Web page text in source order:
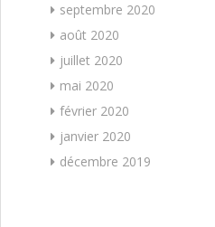
septembre 2020
août 2020
juillet 2020
mai 2020
février 2020
janvier 2020
décembre 2019